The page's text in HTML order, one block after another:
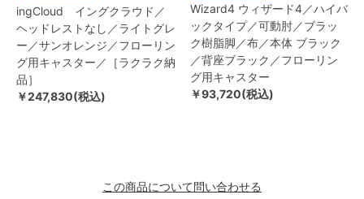
ingCloud イングクラウド／
ヘッドレストなし／ライトグレ
ー／サンオレンジ／フローリン
グ用キャスター／［ラクラク納
品］
￥247,830(税込)
Wizard4 ウィザード4／ハイバ
ックタイプ／可動肘／ブラッ
ク樹脂脚／布／本体 ブラック
／背座ブラック／フローリン
グ用キャスター
￥93,720(税込)
この商品について問い合わせる